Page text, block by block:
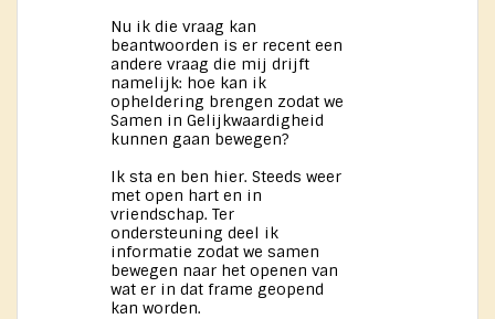
Nu ik die vraag kan
beantwoorden is er recent een
andere vraag die mij drijft
namelijk: hoe kan ik
opheldering brengen zodat we
Samen in Gelijkwaardigheid
kunnen gaan bewegen?
Ik sta en ben hier. Steeds weer
met open hart en in
vriendschap. Ter
ondersteuning deel ik
informatie zodat we samen
bewegen naar het openen van
wat er in dat frame geopend
kan worden.